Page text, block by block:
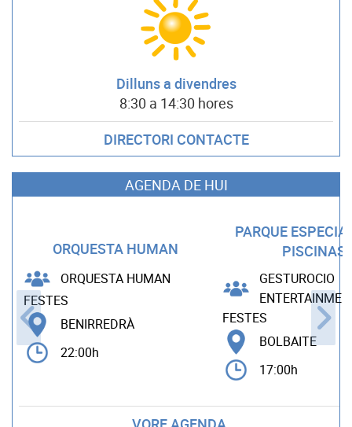
Dilluns a divendres
8:30 a 14:30 hores
DIRECTORI CONTACTE
AGENDA DE HUI
ORQUESTA HUMAN
ORQUESTA HUMAN
FESTES
BENIRREDRÀ
22:00h
PARQUE
PISCINAS
GESTUROCIO
FESTES
BOLBAITE
17:00h